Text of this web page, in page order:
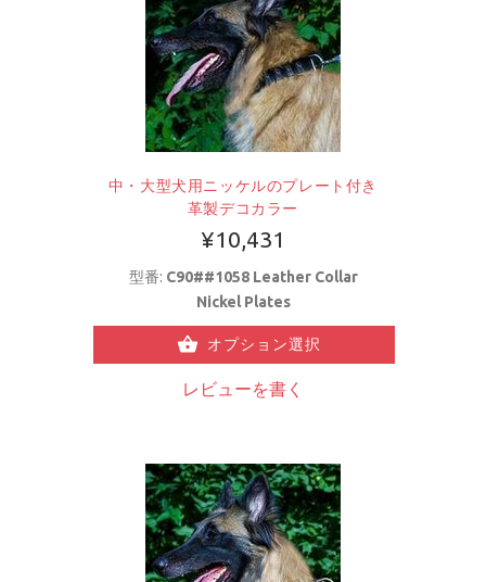
中・大型犬用ニッケルのプレート付き
革製デコカラー
¥10,431
型番: C90##1058 Leather Collar
Nickel Plates
オプション選択
レビューを書く